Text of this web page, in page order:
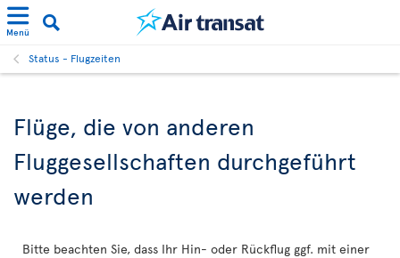
Menü
Status - Flugzeiten
Flüge, die von anderen
Fluggesellschaften durchgeführt
werden
Bitte beachten Sie, dass Ihr Hin- oder Rückflug ggf. mit einer